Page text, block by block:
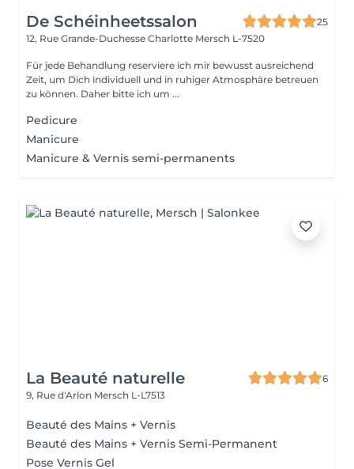
De Schéinheetssalon
25
12, Rue Grande-Duchesse Charlotte Mersch L-7520
Für jede Behandlung reserviere ich mir bewusst ausreichend
Zeit, um Dich individuell und in ruhiger Atmosphäre betreuen
zu können. Daher bitte ich um ...
Pedicure
Manicure
Manicure & Vernis semi-permanents
La Beauté naturelle
6
9, Rue d'Arlon Mersch L-L7513
Beauté des Mains + Vernis
Beauté des Mains + Vernis Semi-Permanent
Pose Vernis Gel